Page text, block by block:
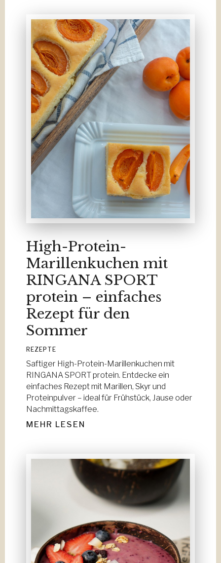
High-Protein-
Marillenkuchen mit
RINGANA SPORT
protein – einfaches
Rezept für den
Sommer
REZEPTE
Saftiger High-Protein-Marillenkuchen mit
RINGANA SPORT protein. Entdecke ein
einfaches Rezept mit Marillen, Skyr und
Proteinpulver – ideal für Frühstück, Jause oder
Nachmittagskaffee.
MEHR LESEN